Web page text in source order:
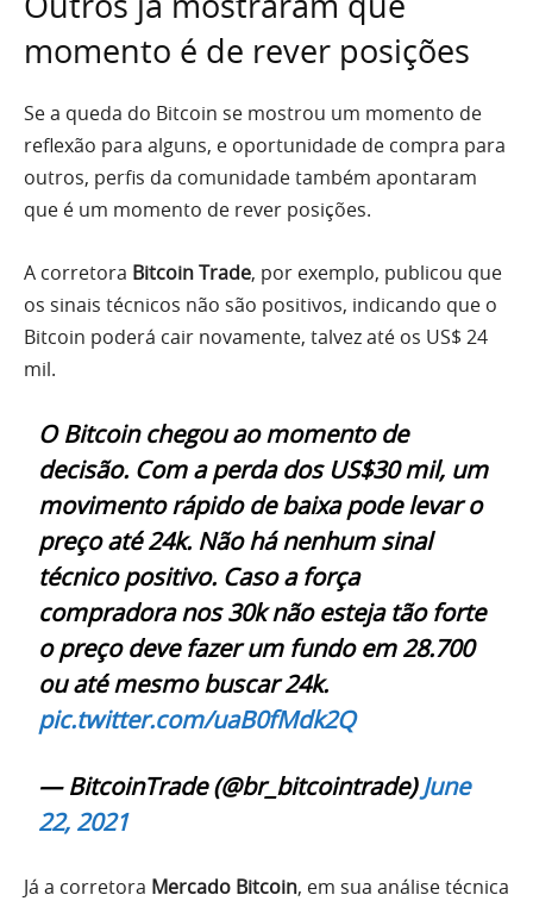
momento é de rever posições
Se a queda do Bitcoin se mostrou um momento de
reflexão para alguns, e oportunidade de compra para
outros, perfis da comunidade também apontaram
que é um momento de rever posições.
A corretora Bitcoin Trade, por exemplo, publicou que
os sinais técnicos não são positivos, indicando que o
Bitcoin poderá cair novamente, talvez até os US$ 24
mil.
O Bitcoin chegou ao momento de
decisão. Com a perda dos US$30 mil, um
movimento rápido de baixa pode levar o
preço até 24k. Não há nenhum sinal
técnico positivo. Caso a força
compradora nos 30k não esteja tão forte
o preço deve fazer um fundo em 28.700
ou até mesmo buscar 24k.
pic.twitter.com/uaB0fMdk2Q
— BitcoinTrade (@br_bitcointrade)June
22, 2021
Já a corretora Mercado Bitcoin, em sua análise técnica